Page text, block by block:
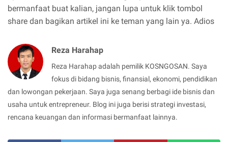
bermanfaat buat kalian, jangan lupa untuk klik tombol
share dan bagikan artikel ini ke teman yang lain ya. Adios
Reza Harahap
Reza Harahap adalah pemilik KOSNGOSAN. Saya
fokus di bidang bisnis, finansial, ekonomi, pendidikan
dan lowongan pekerjaan. Saya juga senang berbagi ide bisnis dan
usaha untuk entrepreneur. Blog ini juga berisi strategi investasi,
rencana keuangan dan informasi bermanfaat lainnya.